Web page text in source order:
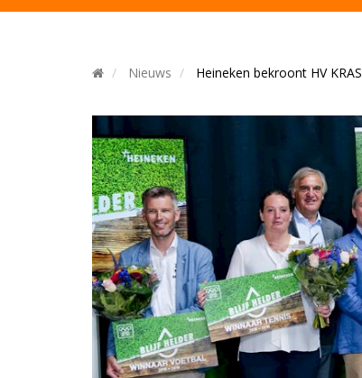
Nieuws Heineken bekroont HV